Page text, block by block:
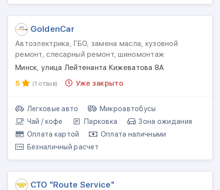
GoldenCar
Автоэлектрика, ГБО, замена масла, кузовной
ремонт, слесарный ремонт, шиномонтаж
Минск, улица Лейтенанта Кижеватова 8А
5
(1 отзыв) Уже закрыто
Легковые авто
Микроавтобусы
Чай / кофе
Парковка
Зона ожидания
Оплата картой
Оплата наличными
Безналичный расчет
СТО "Route Service"